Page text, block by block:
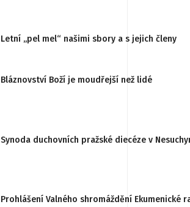
Letní „pel mel“ našimi sbory a s jejich členy
Bláznovství Boží je moudřejší než lidé
Synoda duchovních pražské diecéze v
Prohlášení Valného shromáždění